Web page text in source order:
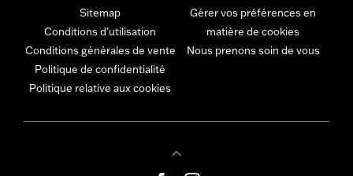
Sitemap
Conditions d'utilisation
Conditions générales de vente
Politique de confidentialité
Politique relative aux cookies
Gérer vos préférences en
matière de cookies
Nous prenons soin de vous